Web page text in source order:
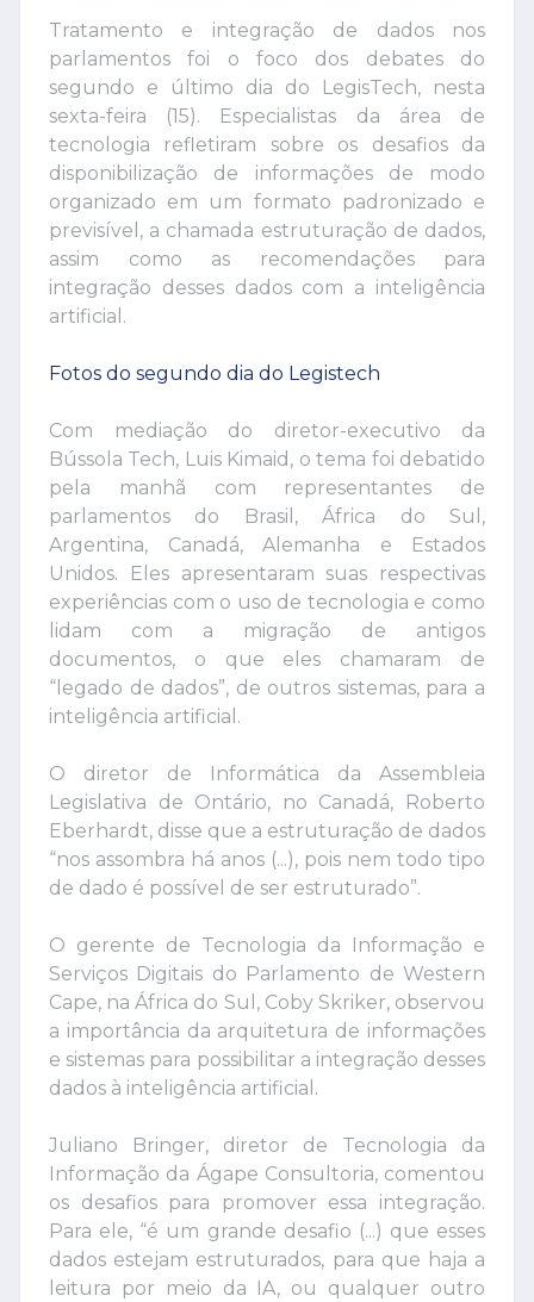
Tratamento e integração de dados nos
parlamentos foi o foco dos debates do
segundo e último dia do LegisTech, nesta
sexta-feira (15). Especialistas da área de
tecnologia refletiram sobre os desafios da
disponibilização de informações de modo
organizado em um formato padronizado e
previsível, a chamada estruturação de dados,
assim como as recomendações para
integração desses dados com a inteligência
artificial.
Fotos do segundo dia do Legistech
Com mediação do diretor-executivo da
Bússola Tech, Luis Kimaid, o tema foi debatido
pela manhã com representantes de
parlamentos do Brasil, África do Sul,
Argentina, Canadá, Alemanha e Estados
Unidos. Eles apresentaram suas respectivas
experiências com o uso de tecnologia e como
lidam com a migração de antigos
documentos, o que eles chamaram de
“legado de dados”, de outros sistemas, para a
inteligência artificial.
O diretor de Informática da Assembleia
Legislativa de Ontário, no Canadá, Roberto
Eberhardt, disse que a estruturação de dados
“nos assombra há anos (...), pois nem todo tipo
de dado é possível de ser estruturado”.
O gerente de Tecnologia da Informação e
Serviços Digitais do Parlamento de Western
Cape, na África do Sul, Coby Skriker, observou
a importância da arquitetura de informações
e sistemas para possibilitar a integração desses
dados à inteligência artificial.
Juliano Bringer, diretor de Tecnologia da
Informação da Ágape Consultoria, comentou
os desafios para promover essa integração.
Para ele, “é um grande desafio (...) que esses
dados estejam estruturados, para que haja a
leitura por meio da IA, ou qualquer outro